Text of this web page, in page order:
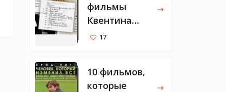
фильмы
Квентина
Тарантино
17
10 фильмов,
которые